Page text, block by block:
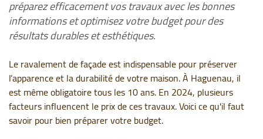
préparez efficacement vos travaux avec les bonnes
informations et optimisez votre budget pour des
résultats durables et esthétiques.
Le ravalement de façade est indispensable pour préserver
l’apparence et la durabilité de votre maison. À Haguenau, il
est même obligatoire tous les 10 ans. En 2024, plusieurs
facteurs influencent le prix de ces travaux. Voici ce qu'il faut
savoir pour bien préparer votre budget.